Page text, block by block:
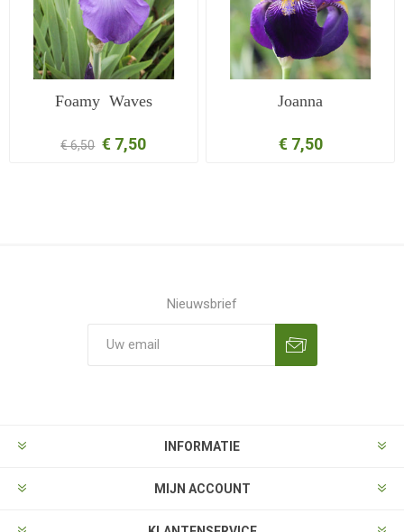
Foamy Waves
€ 6,50 € 7,50
Joanna
€ 7,50
Nieuwsbrief
INFORMATIE
MIJN ACCOUNT